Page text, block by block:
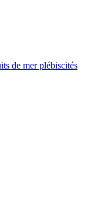
de mer plébiscités